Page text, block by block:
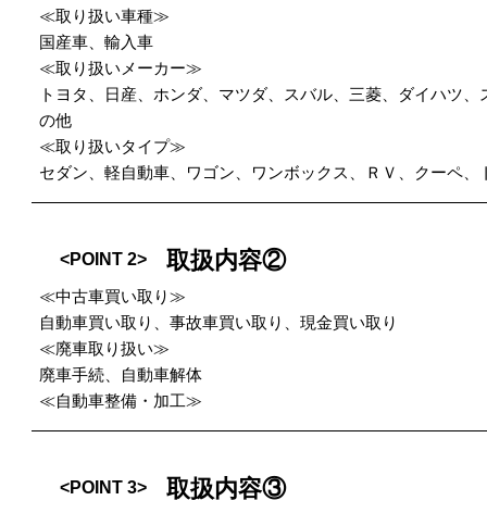
≪取り扱い車種≫
国産車、輸入車
≪取り扱いメーカー≫
トヨタ、日産、ホンダ、マツダ、スバル、三菱、ダイハツ
の他
≪取り扱いタイプ≫
セダン、軽自動車、ワゴン、ワンボックス、ＲＶ、クーペ、
<POINT 2> 取扱内容②
≪中古車買い取り≫
自動車買い取り、事故車買い取り、現金買い取り
≪廃車取り扱い≫
廃車手続、自動車解体
≪自動車整備・加工≫
<POINT 3> 取扱内容③